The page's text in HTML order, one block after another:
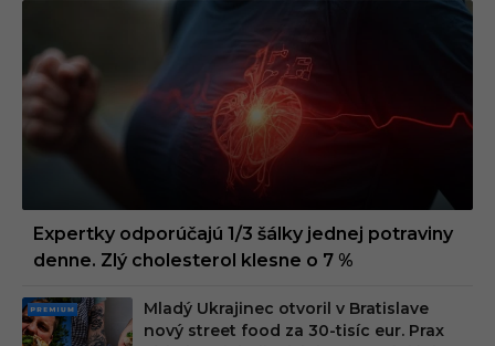
Expertky odporúčajú 1/3 šálky jednej potraviny
denne. Zlý cholesterol klesne o 7 %
PRE
Mladý Ukrajinec otvoril v Bratislave
nový street food za 30-tisíc eur. Prax